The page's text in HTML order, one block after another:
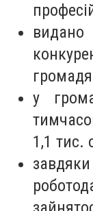
у
1,1 тис.